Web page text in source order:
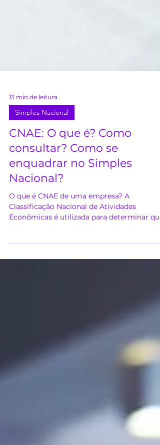
13 min de leitura
Simples Nacional
CNAE: O que é? Como
consultar? Como se
enquadrar no Simples
Nacional?
O que é CNAE de uma empresa? A
atividades são exercidas...